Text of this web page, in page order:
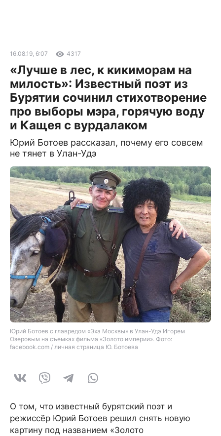
16.08.19, 6:07 4317
«Лучше в лес, к кикиморам на
милость»: Известный поэт из
Бурятии сочинил стихотворение
про выборы мэра, горячую воду
и Кащея с вурдалаком
Юрий Ботоев рассказал, почему его совсем
не тянет в Улан-Удэ
Юрий Ботоев с главредом «Эха Москвы» в Улан-Удэ Игорем
Озеровым на съемках фильма «Золото империи». Фото:
facebook.com / личная страница Ю. Ботоева
О том, что известный бурятский поэт и
режиссёр Юрий Ботоев решил снять новую
картину под названием «Золото